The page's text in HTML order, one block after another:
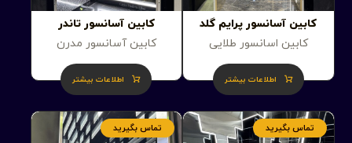
کابین آسانسور پرایم گلد
کابین اسانسور طلایی
اطلاعات بیشتر
کابین آسانسور تاندر
کابین آسانسور مدرن
اطلاعات بیشتر
تماس بگیرید تماس بگیرید